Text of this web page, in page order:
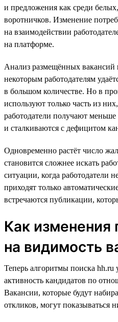
и предложения как среди
воротничков. Изменение
на взаимодействии
на платформе.
Анализ размещённых вакансий
некоторым работодателям
в большом количестве. Но в
используют только часть из
работодатели получают
и сталкиваются с дефицитом
Одновременно растёт число
становится сложнее искать
ситуации, когда работодатели
приходят только
встречаются публикации,
Как изменения
на видимость
Теперь алгоритмы поиска
активность кандидатов по
Вакансии, которые будут
откликов, могут показываться